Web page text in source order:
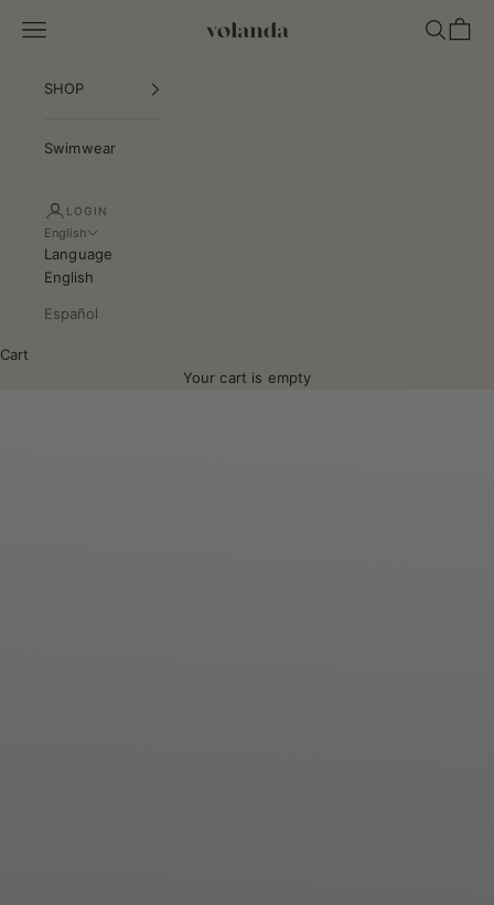
VOLANDA
Navigation menu Search
Cart
SHOP
Swimwear
LOGIN
English
Language
English
Español
Cart
Your cart is empty